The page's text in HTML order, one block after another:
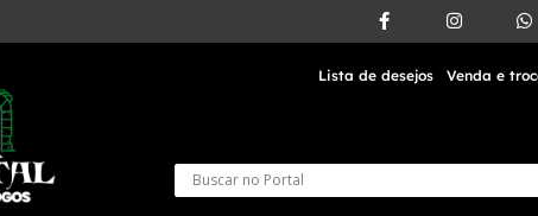
Lista de desejos Venda e